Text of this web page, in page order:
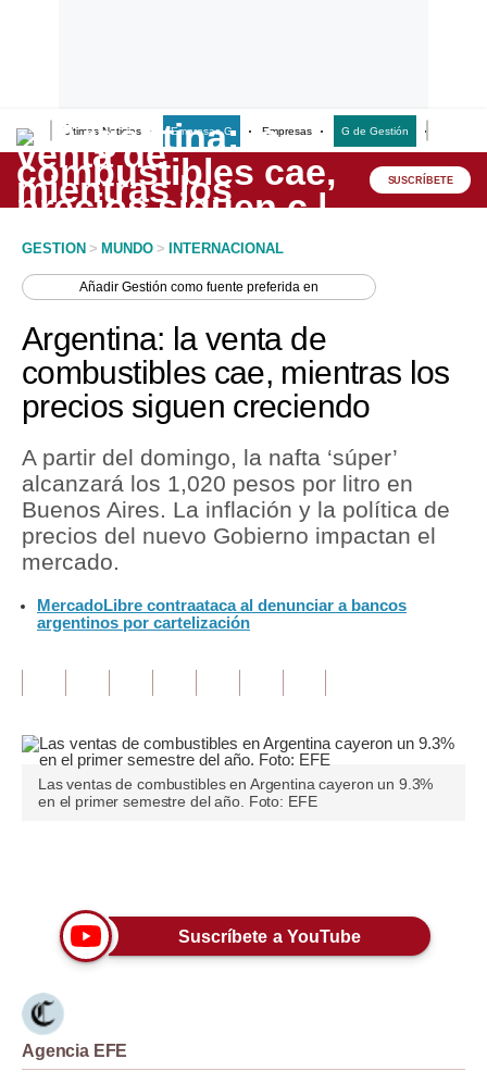
Últimas Noticias Empresas G Empresas G de Gestión
Lo último
Peru Quiosco
Economía
Mercados
Política
Tu Dinero
Finanzas Personales
Inmobiliarias
Opinión
Editorial
Pregunta de hoy
Lujo
Viajes
Moda
Estilos
SUSCRÍBETE
GESTION > MUNDO > INTERNACIONAL
AñadirGestión como fuente preferida en
Argentina: la venta de
combustibles cae, mientras los
precios siguen creciendo
A partir del domingo, la nafta ‘súper’
alcanzará los 1,020 pesos por litro en
Buenos Aires. La inflación y la política de
precios del nuevo Gobierno impactan el
mercado.
MercadoLibre contraataca al denunciar a bancos
argentinos por cartelización
Las ventas de combustibles en Argentina cayeron un 9.3%
en el primer semestre del año. Foto: EFE
Suscríbete a YouTube
Agencia EFE